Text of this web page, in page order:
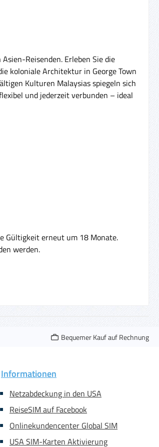
Reisenden. Erleben Sie die
koloniale Architektur in George Town
Kulturen Malaysias spiegeln sich
und jederzeit verbunden – ideal
Gültigkeit erneut um 18 Monate.
werden.
Bequemer Kauf auf Rechnung
Informationen
Netzabdeckung in den USA
ReiseSIM auf Facebook
Onlinekundencenter Global SIM
USA SIM-Karten Aktivierung